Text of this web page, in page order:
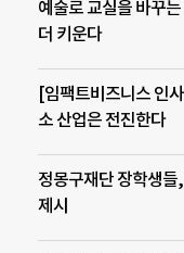
예술로 교실을 바꾸
더 키운다
[임팩트비즈니스 인
소 산업은 전진한다
정몽구재단 장학생들
제시